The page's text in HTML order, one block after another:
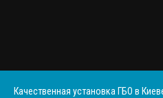
Качественная установка ГБО в